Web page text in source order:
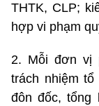
THTK, CLP;
hợp vi phạm
2. Mỗi đơn vị
trách nhiệm
đôn đốc, tổng